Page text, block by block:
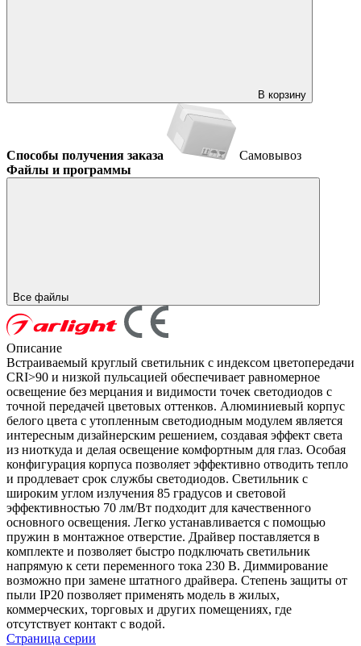
В корзину
Способы получения заказа
Самовывоз
Файлы и программы
Все файлы
Описание
Встраиваемый круглый светильник с индексом цветопередачи
CRI>90 и низкой пульсацией обеспечивает равномерное
освещение без мерцания и видимости точек светодиодов с
точной передачей цветовых оттенков. Алюминиевый корпус
белого цвета с утопленным светодиодным модулем является
интересным дизайнерским решением, создавая эффект света
из ниоткуда и делая освещение комфортным для глаз. Особая
конфигурация корпуса позволяет эффективно отводить тепло
и продлевает срок службы светодиодов. Светильник с
широким углом излучения 85 градусов и световой
эффективностью 70 лм/Вт подходит для качественного
основного освещения. Легко устанавливается с помощью
пружин в монтажное отверстие. Драйвер поставляется в
комплекте и позволяет быстро подключать светильник
напрямую к сети переменного тока 230 В. Диммирование
возможно при замене штатного драйвера. Степень защиты от
пыли IP20 позволяет применять модель в жилых,
коммерческих, торговых и других помещениях, где
отсутствует контакт с водой.
Страница серии